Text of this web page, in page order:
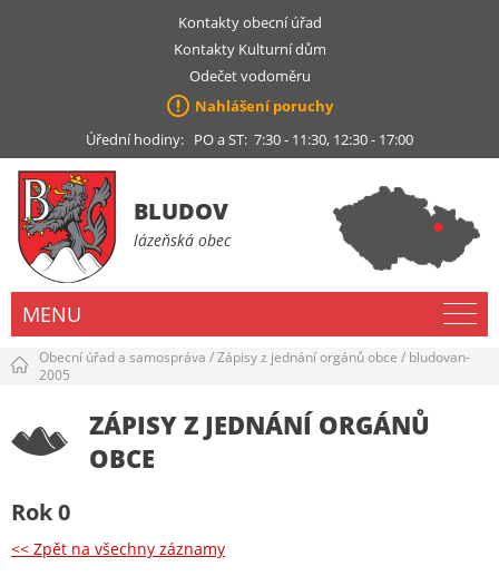
Kontakty obecní úřad
Kontakty Kulturní dům
Odečet vodoměru
Nahlášení poruchy
Úřední hodiny: PO a ST: 7:30 - 11:30, 12:30 - 17:00
BLUDOV
lázeňská obec
MENU
Obecní úřad a samospráva /Zápisy z jednání orgánů obce / bludovan-
2005
ZÁPISY Z JEDNÁNÍ ORGÁNŮ
OBCE
Rok 0
<< Zpět na všechny záznamy